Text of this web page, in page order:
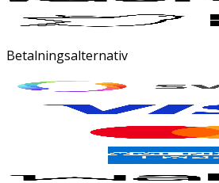
Betalningsalternativ